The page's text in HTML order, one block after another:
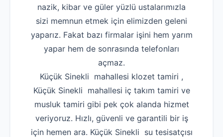
Robotla
Su Kaçağı
Profesyonel Petek
nazik, kibar ve güler yüzlü ustalarımızla
sizi memnun etmek için elimizden geleni
yaparız. Fakat bazı firmalar işini hem yarım
yapar hem de sonrasında telefonları
açmaz.
Küçük Sinekli mahallesi klozet tamiri ,
Küçük Sinekli mahallesi iç takım tamiri ve
musluk tamiri gibi pek çok alanda hizmet
veriyoruz. Hızlı, güvenli ve garantili bir iş
için hemen ara. Küçük Sinekli su tesisatçısı